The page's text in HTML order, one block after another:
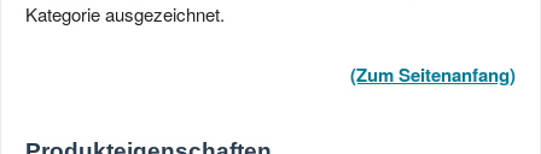
Kategorie ausgezeichnet.
(Zum Seitenanfang)